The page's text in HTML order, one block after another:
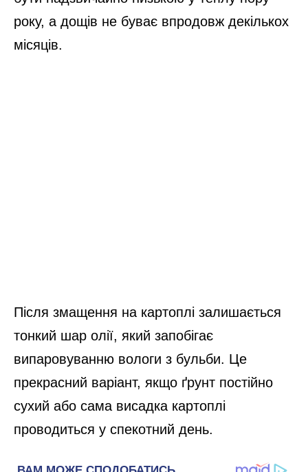
року, а дощів не буває впродовж декількох
місяців.
Після змащення на картоплі залишається
тонкий шар олії, який запобігає
випаровуванню вологи з бульби. Це
прекрасний варіант, якщо ґрунт постійно
сухий або сама висадка картоплі
проводиться у спекотний день.